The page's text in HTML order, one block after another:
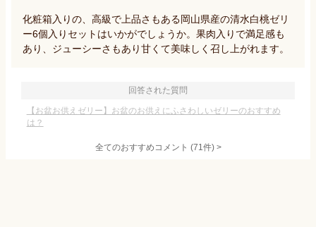
化粧箱入りの、高級で上品さもある岡山県産の清水白桃ゼリ
ー6個入りセットはいかがでしょうか。果肉入りで満足感も
あり、ジューシーさもあり甘くて美味しく召し上がれます。
回答された質問
【お盆お供えゼリー】お盆のお供えにふさわしいゼリーのおすすめ
は？
全てのおすすめコメント (71件) >